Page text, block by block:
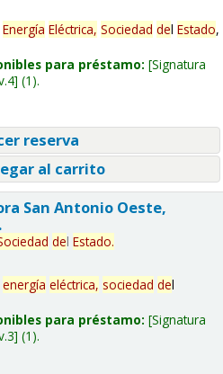
Energía Eléctrica, Sociedad del Estado,
para préstamo: Signatura
(1).
reserva
al carrito
San Antonio Oeste,
del Estado.
energía eléctrica, sociedad del
para préstamo: Signatura
(1).